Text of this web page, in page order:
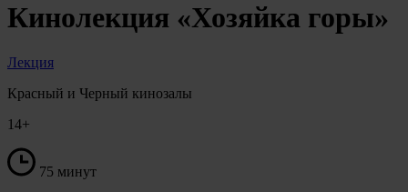
Кинолекция «Хозяйка горы»
Лекция
Красный и Черный кинозалы
14+
75 минут